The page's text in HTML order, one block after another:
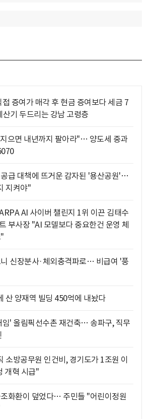
접 증여가 매각 후 현금 증여보다 세금 7
기 두드리는 강남 고령층
으면 내년까지 팔아라"… 양도세 중과
급 대책에 뜨거운 감자된 '용산공원'…
지켜야"
AI 사이버 챌린지 1위 이끈 김태수
부사장 "AI 모델보다 중요한건 운영 체
신장분사·체외충격파로… 비급여 '풍
산 양재역 빌딩 450억에 내놨다
임' 올림픽선수촌 재건축… 송파구, 직무
소방공무원 인건비, 경기도가 1조원 이
개혁 시급"
화환이 덮었다… 주민들 "어린이정원